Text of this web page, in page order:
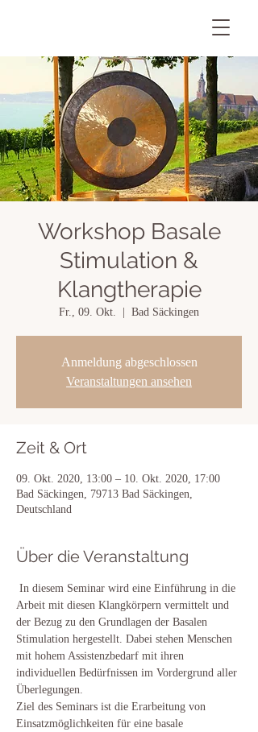
Workshop Basale
Stimulation &
Klangtherapie
Fr., 09. Okt. Bad Säckingen
Anmeldung abgeschlossen
Veranstaltungen ansehen
Zeit & Ort
09. Okt. 2020, 13:00 – 10. Okt. 2020, 17:00
Bad Säckingen, 79713 Bad Säckingen,
Deutschland
Über die Veranstaltung
In diesem Seminar wird eine Einführung in die
Arbeit mit diesen Klangkörpern vermittelt und
der Bezug zu den Grundlagen der Basalen
Stimulation hergestellt. Dabei stehen Menschen
mit hohem Assistenzbedarf mit ihren
individuellen Bedürfnissen im Vordergrund aller
Überlegungen.
Ziel des Seminars ist die Erarbeitung von
Einsatzmöglichkeiten für eine basale